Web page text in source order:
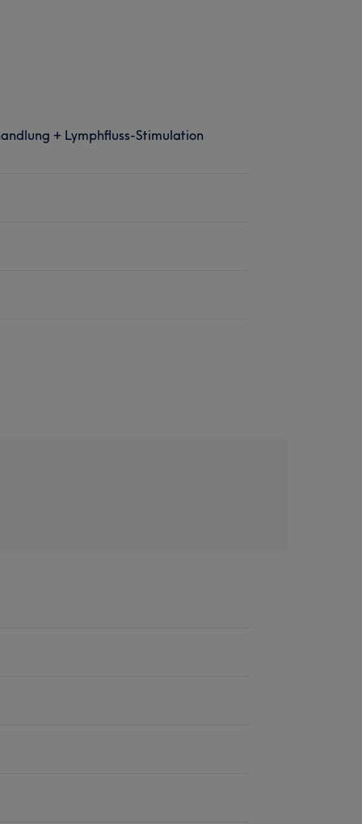
+ Lymphfluss-Stimulation